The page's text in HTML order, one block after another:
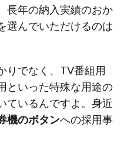
長年の納入実績のおか
選んでいただけるのは
りでなく、TV番組用
といった特殊な用途の
ているんですよ。身近
機のボタンへの採用事